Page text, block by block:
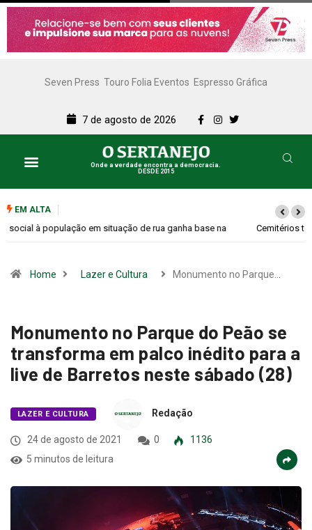
Seven Press Touro Folia Eventos Espresso Gráfica
7 de agosto de 2026
Onde a verdade encontra a democracia.
DESDE 2015
EM ALTA Cemitérios terão horário especial e missas no Dia dos Pais
transforma em palco inédito para a
live de Barretos neste sábado (28)
24 de agosto de 2021
5 minutos de leitura